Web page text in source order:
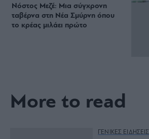
Νόστος Μεζέ: Μια σύγχρονη
ταβέρνα στη Νέα Σμύρνη όπου
το κρέας μιλάει πρώτο
More to read
ΓΕΝΙΚΕΣ ΕΙΔΗΣΕΙΣ